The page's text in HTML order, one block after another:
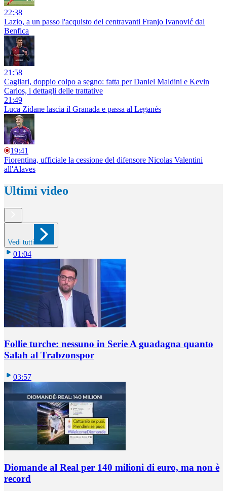
22:38
Lazio, a un passo l'acquisto del centravanti Franjo Ivanović dal
Benfica
21:58
Cagliari, doppio colpo a segno: fatta per Daniel Maldini e Kevin
Carlos, i dettagli delle trattative
21:49
Luca Zidane lascia il Granada e passa al Leganés
19:41
Fiorentina, ufficiale la cessione del difensore Nicolas Valentini
all'Alaves
Ultimi video
Vedi tutti
01:04
Follie turche: nessuno in Serie A guadagna quanto
Salah al Trabzonspor
03:57
Diomande al Real per 140 milioni di euro, ma non è
record